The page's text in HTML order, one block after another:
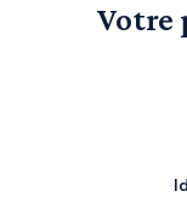
Votre